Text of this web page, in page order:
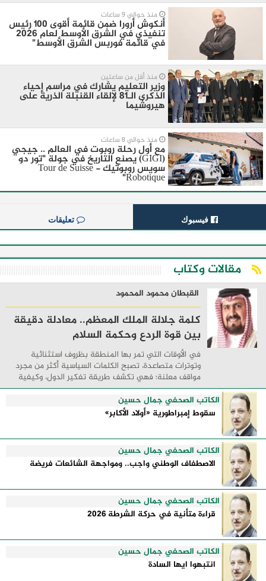
منذ حوالي 9 ساعات
أنكوش أرورا ضمن قائمة أقوى 100 رئيس
تنفيذي في الشرق الأوسط لعام 2026
في قائمة فوربس الشرق الأوسط"
منذ أقل من ساعتين
وزير التعليم يشارك في مراسم إحياء
الذكرى الـ81 لإلقاء القنبلة الذرية على
هيروشيما
منذ حوالي 8 ساعات
مع أول رحلة روبوت في العالم .. جيجي
(GIGI) يصنع التاريخ في جولة "تور دو
سويس روبوتيك - Tour de Suisse
Robotique"
فيسبوك تعليقات
مقالات وكتاب
القبطان محمود المحمود
كلمة جلالة الملك المعظم.. معادلة دقيقة
بين قوة الردع وحكمة السلام
في الأوقات التي تمر بها المنطقة بظروف استثنائية
وتوترات متصاعدة، تصبح الكلمات السياسية أكثر من مجرد
مواقف معلنة؛ فهي تكشف طريقة تفكير الدول، وكيفية
إدارتها للأزمات، والحدود التي تفصل بين القوة ...
الكاتب الصحفي جمال حسين
سقوط إمبراطورية «أولاد الأكابر»
الكاتب الصحفي جمال حسين
الاصطفاف الوطني واجب.. ومواجهة الشائعات فريضة
الكاتب الصحفي جمال حسين
قراءة متأنية في حركة الشرطة 2026
الكاتب الصحفي جمال حسين
انتبهوا ايها السادة